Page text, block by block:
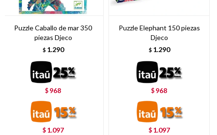
Puzzle Caballo de mar 350
piezas Djeco
$ 1.290
$ 968
$ 1.097
Puzzle Elephant 150 piezas
Djeco
$ 1.290
$ 968
$ 1.097